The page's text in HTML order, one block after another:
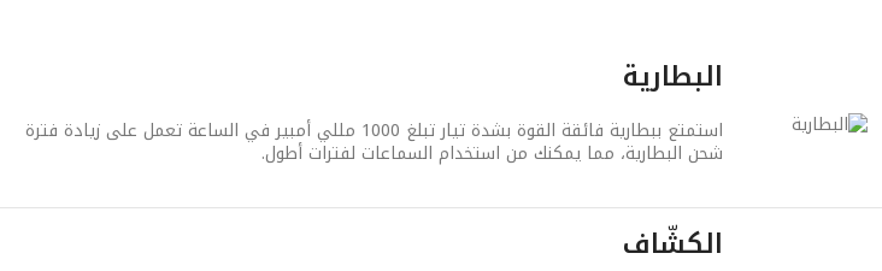
البطارية
استمتع ببطارية فائقة القوة بشدة تيار تبلغ 1000 مللي أمبير في الساعة تعمل على زيادة فترة
شحن البطارية، مما يمكنك من استخدام السماعات لفترات أطول.
الكشّاف